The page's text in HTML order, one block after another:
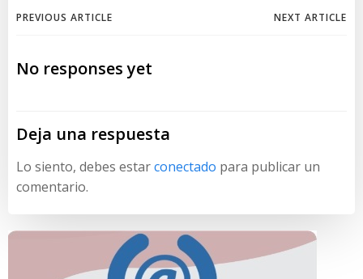
Navegación
de
PREVIOUS ARTICLE
Navegación
NEXT ARTICLE
No responses yet
Deja una respuesta
Lo siento, debes estarconectado para publicar un
comentario.